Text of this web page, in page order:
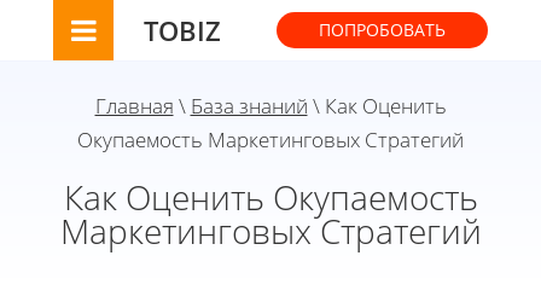
TOBIZ ПОПРОБОВАТЬ
Главная \ База знаний \ Как Оценить
Окупаемость Маркетинговых Стратегий
Как Оценить Окупаемость
Маркетинговых Стратегий